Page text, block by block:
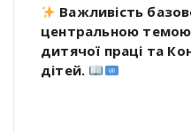
Важливість
центральною
дитячої праці та
дітей.